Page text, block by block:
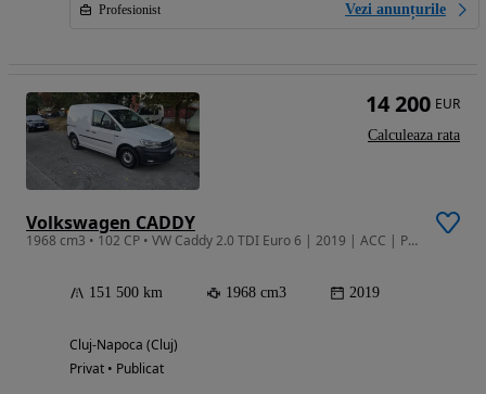
Profesionist Vezi anunțurile
Volkswagen CADDY
1968 cm3 • 102 CP • VW Caddy 2.0 TDI Euro 6 | 2019 | ACC | Parbriz Încalzit | 151.500 km
151 500 km 1968 cm3 2019
Cluj-Napoca (Cluj)
Privat • Publicat
14 200 EUR
Calculeaza rata